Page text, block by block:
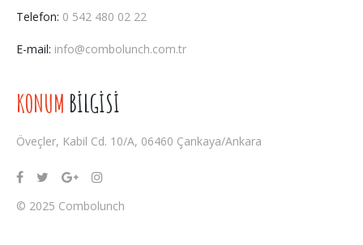
Telefon: 0 542 480 02 22
E-mail: info@combolunch.com.tr
KONUM BİLGİSİ
Öveçler, Kabil Cd. 10/A, 06460 Çankaya/Ankara
© 2025 Combolunch